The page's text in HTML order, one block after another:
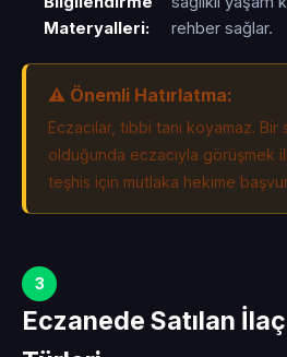
Materyalleri:
rehber sağlar.
⚠️ Önemli Hatırlatma:
Eczacılar, tıbbi tanı koyamaz.
olduğunda eczacıyla görüşmek
teşhis için mutlaka hekime
3
Eczanede Satılan